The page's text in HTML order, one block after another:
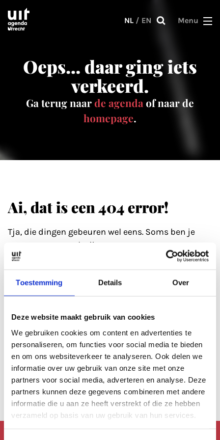
Toestemming Details Over
Deze website maakt gebruik van cookies
We gebruiken cookies om content en advertenties te
personaliseren, om functies voor social media te bieden
en om ons websiteverkeer te analyseren. Ook delen we
informatie over uw gebruik van onze site met onze
partners voor social media, adverteren en analyse. Deze
partners kunnen deze gegevens combineren met andere
informatie die u aan ze heeft verstrekt of die ze hebben
verzameld op basis van uw gebruik van hun services.
Skip to main content
NL / EN Menu
Oeps... daar ging iets
verkeerd.
Ga terug naarde agenda of naar de
homepage.
Ai, dat is een 404 error!
Tja, die dingen gebeuren wel eens. Soms ben je
gewoon even wat kwijt.
even een 'hickup'.
Anders kan je altijd even de zoekfunctie proberen?
Ofbekijk de agenda , die is altijd wel goed gevuld.
Of lees een artikel uitons archief.
Anders kan je altijd terug naar dehomepage.